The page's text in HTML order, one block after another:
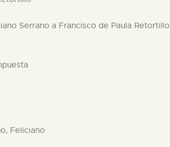
Serrano a Francisco de Paula
Feliciano